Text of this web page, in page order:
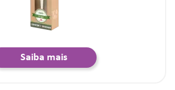
Saiba mais